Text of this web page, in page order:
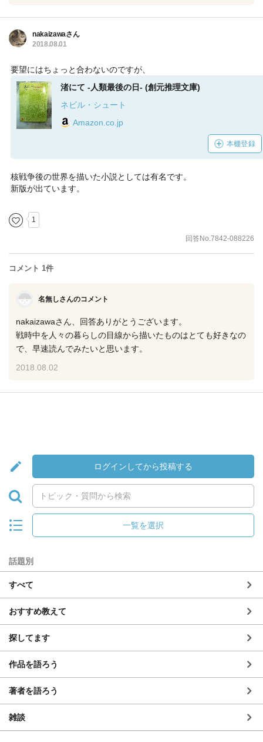
nakaizawaさん
2018.08.01
要望にはちょっと合わないのですが、
渚にて -人類最後の日- (創元推理文庫)
ネビル・シュート
Amazon.co.jp
本棚登録
核戦争後の世界を描いた小説としては有名です。
新版が出ています。
1
回答No.7842-088226
コメント 1件
名無しさんのコメント
nakaizawaさん、回答ありがとうございます。
戦時中を人々の暮らしの目線から描いたものはとても好きなの
で、早速読んでみたいと思います。
2018.08.02
ログインしてから投稿する
一覧を選択
話題別
すべて
おすすめ教えて
探してます
作品を語ろう
著者を語ろう
雑談